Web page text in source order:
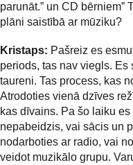
parunāt.” un CD bērniem”
plāni saistībā ar mūziku?
Kristaps: Pašreiz es
periods, tas nav viegls.
taureni. Tas process, kas
Atrodoties vienā dzīves
kas dīvains. Pa šo laiku
nepabeidzis, vai sācis un
nodarboties ar radio, vai
veidot muzikālo grupu.